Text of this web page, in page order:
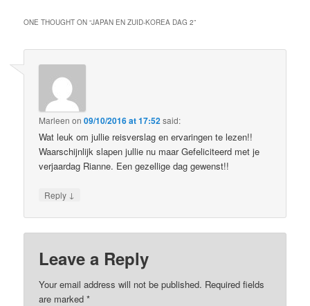
ONE THOUGHT ON “JAPAN EN ZUID-KOREA DAG 2”
Marleen on09/10/2016 at 17:52said:
Wat leuk om jullie reisverslag en ervaringen te lezen!!
Waarschijnlijk slapen jullie nu maar Gefeliciteerd met je
verjaardag Rianne. Een gezellige dag gewenst!!
Reply ↓
Leave a Reply
Your email address will not be published. Required fields
are marked*